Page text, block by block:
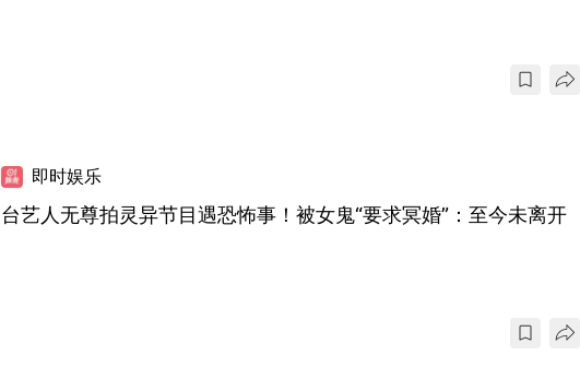
即时娱乐
台艺人无尊拍灵异节目遇恐怖事！被女鬼“要求冥婚”：至今未离开